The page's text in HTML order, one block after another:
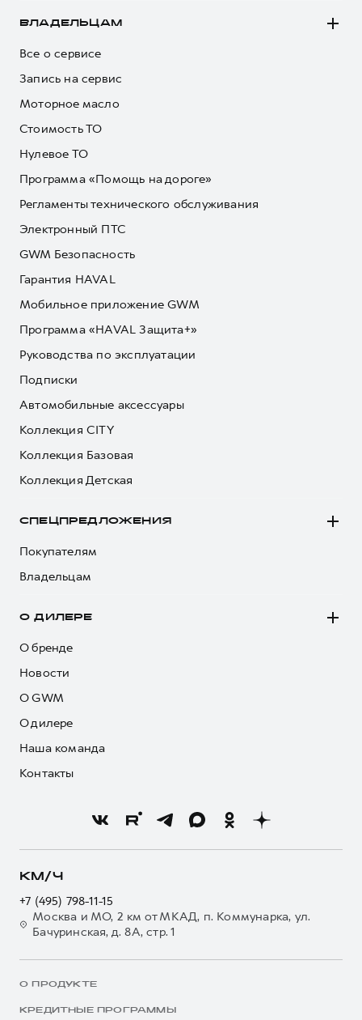
ВЛАДЕЛЬЦАМ
Все о сервисе
Запись на сервис
Моторное масло
Стоимость ТО
Нулевое ТО
Программа «Помощь на дороге»
Регламенты технического обслуживания
Электронный ПТС
GWM Безопасность
Гарантия HAVAL
Мобильное приложение GWM
Программа «HAVAL Защита+»
Руководства по эксплуатации
Подписки
Автомобильные аксессуары
Коллекция CITY
Коллекция Базовая
Коллекция Детская
СПЕЦПРЕДЛОЖЕНИЯ
Покупателям
Владельцам
О ДИЛЕРЕ
О бренде
Новости
О GWM
О дилере
Наша команда
Контакты
КМ/Ч
+7 (495) 798-11-15
Москва и МО, 2 км от МКАД, п. Коммунарка, ул.
Бачуринская, д. 8А, стр. 1
О ПРОДУКТЕ
КРЕДИТНЫЕ ПРОГРАММЫ